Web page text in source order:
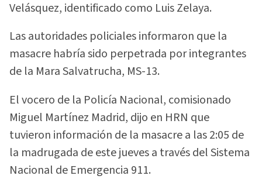
Velásquez, identificado como Luis Zelaya.
Las autoridades policiales informaron que la
masacre habría sido perpetrada por integrantes
de la Mara Salvatrucha, MS-13.
El vocero de la Policía Nacional, comisionado
Miguel Martínez Madrid, dijo en HRN que
tuvieron información de la masacre a las 2:05 de
la madrugada de este jueves a través del Sistema
Nacional de Emergencia 911.